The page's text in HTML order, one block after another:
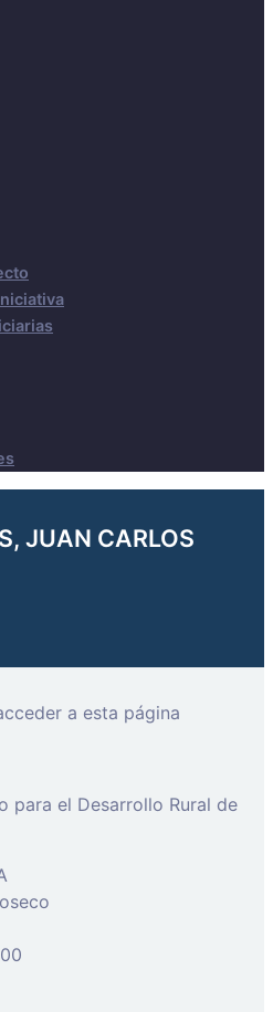
JUAN CARLOS
a esta página
para el Desarrollo Rural de